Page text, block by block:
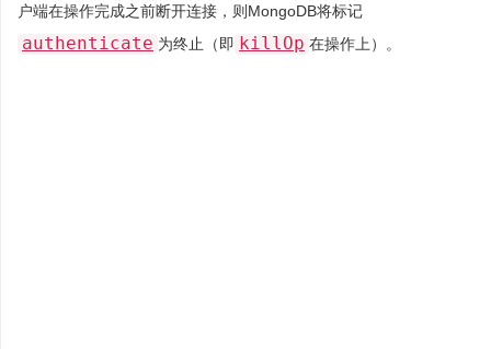
户端在操作完成之前断开连接，则MongoDB将标记
authenticate 为终止（即 killOp 在操作上）。